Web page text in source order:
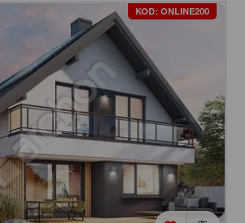
KOD: ONLINE200